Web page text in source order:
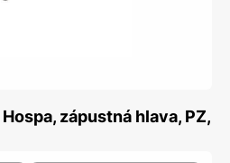
zápustná hlava, PZ,